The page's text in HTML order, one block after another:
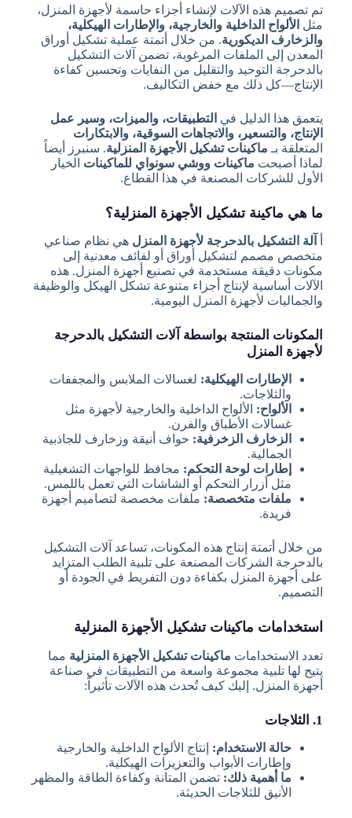
تم تصميم هذه الآلات لإنشاء أجزاء حاسمة لأجهزة المنزل،
مثل الألواح الداخلية والخارجية، والإطارات الهيكلية،
والزخارف الديكورية. من خلال أتمتة عملية تشكيل أوراق
المعدن إلى الملفات المرغوبة، تضمن آلات التشكيل
بالدحرجة التوحيد والتقليل من النفايات وتحسين كفاءة
الإنتاج—كل ذلك مع خفض التكاليف.
يتعمق هذا الدليل في التطبيقات، والميزات، وسير عمل
الإنتاج، والتسعير، والاتجاهات السوقية، والابتكارات
المتعلقة بـ ماكينات تشكيل الأجهزة المنزلية. سنبرز أيضاً
لماذا أصبحت ماكينات ووشي سونواي للماكينات الخيار
الأول للشركات المصنعة في هذا القطاع.
ما هي ماكينة تشكيل الأجهزة المنزلية؟
آلة التشكيل بالدحرجة لأجهزة المنزل هي نظام صناعي
متخصص مصمم لتشكيل أوراق أو لفائف معدنية إلى
مكونات دقيقة مستخدمة في تصنيع أجهزة المنزل. هذه
الآلات أساسية لإنتاج أجزاء متنوعة تشكل الهيكل والوظيفة
والجماليات لأجهزة المنزل اليومية.
المكونات المنتجة بواسطة آلات التشكيل بالدحرجة
لأجهزة المنزل
الإطارات الهيكلية: لغسالات الملابس والمجففات
والثلاجات.
الألواح: الألواح الداخلية والخارجية لأجهزة مثل
غسالات الأطباق والفرن.
الزخارف الزخرفية: حواف أنيقة وزخارف للجاذبية
الجمالية.
إطارات لوحة التحكم: محافظ للواجهات التشغيلية
مثل أزرار التحكم أو الشاشات التي تعمل باللمس.
ملفات متخصصة: ملفات مخصصة لتصاميم أجهزة
فريدة.
من خلال أتمتة إنتاج هذه المكونات، تساعد آلات التشكيل
بالدحرجة الشركات المصنعة على تلبية الطلب المتزايد
على أجهزة المنزل بكفاءة دون التفريط في الجودة أو
التصميم.
استخدامات ماكينات تشكيل الأجهزة المنزلية
تعدد الاستخدامات ماكينات تشكيل الأجهزة المنزلية مما
يتيح لها تلبية مجموعة واسعة من التطبيقات في صناعة
أجهزة المنزل. إليك كيف تُحدث هذه الآلات تأثيراً:
1. الثلاجات
حالة الاستخدام: إنتاج الألواح الداخلية والخارجية
وإطارات الأبواب والتعزيزات الهيكلية.
ما أهمية ذلك: تضمن المتانة وكفاءة الطاقة والمظهر
الأنيق للثلاجات الحديثة.